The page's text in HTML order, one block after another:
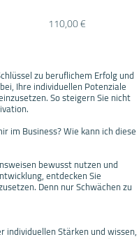
110,00 €
zu beruflichem Erfolg und
Ihre individuellen Potenziale
So steigern Sie nicht
im Business? Wie kann ich diese
bewusst nutzen und
entdecken Sie
Denn nur Schwächen zu
individuellen Stärken und wissen,